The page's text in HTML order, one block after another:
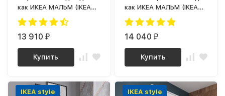
как ИКЕА МАЛЬМ (IKEA
MALM) 6 ящиков МК
1380.6 (МП/3) сонома /
белый МС мори
13 910₽
Купить
как ИКЕА МАЛЬМ (IKEA
MALM) 8 ящиков МК
1200.8 (МП/3) МС мори
14 040₽
Купить
IKEA style IKEA style